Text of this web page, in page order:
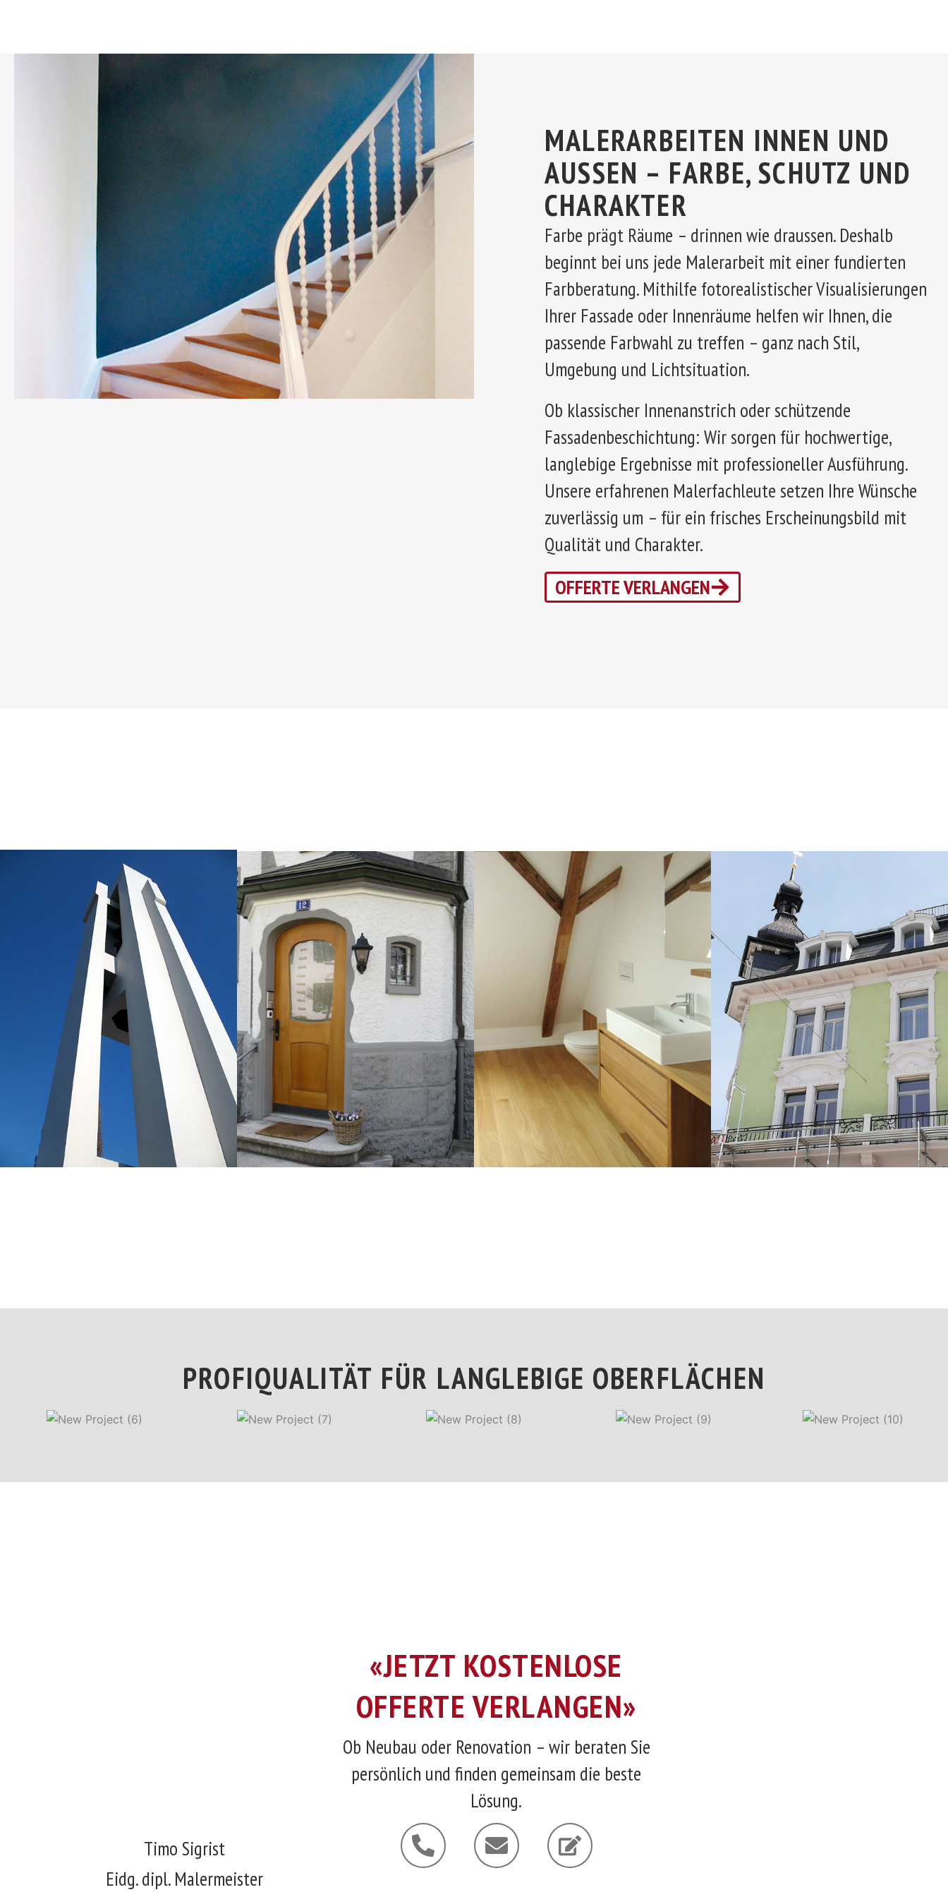
MALERARBEITEN INNEN UND
AUSSEN – FARBE, SCHUTZ UND
CHARAKTER
Farbe prägt Räume – drinnen wie draussen. Deshalb
beginnt bei uns jede Malerarbeit mit einer fundierten
Farbberatung. Mithilfe fotorealistischer Visualisierungen
Ihrer Fassade oder Innenräume helfen wir Ihnen, die
passende Farbwahl zu treffen – ganz nach Stil,
Umgebung und Lichtsituation.
Ob klassischer Innenanstrich oder schützende
Fassadenbeschichtung: Wir sorgen für hochwertige,
langlebige Ergebnisse mit professioneller Ausführung.
Unsere erfahrenen Malerfachleute setzen Ihre Wünsche
zuverlässig um – für ein frisches Erscheinungsbild mit
Qualität und Charakter.
OFFERTE VERLANGEN
PROFIQUALITÄT FÜR LANGLEBIGE OBERFLÄCHEN
Timo Sigrist
Eidg. dipl. Malermeister
«JETZT KOSTENLOSE
OFFERTE VERLANGEN»
Ob Neubau oder Renovation – wir beraten Sie
persönlich und finden gemeinsam die beste
Lösung.
P
h
E
n
E
d